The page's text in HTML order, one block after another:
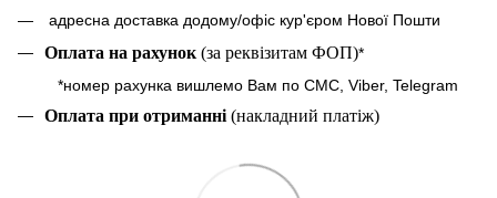
адресна доставка додому/офіс кур'єром Нової Пошти
Оплата на рахунок (за реквізитам ФОП)*
*номер рахунка вишлемо Вам по СМС, Viber, Telegram
Оплата при отриманні (накладний платіж)